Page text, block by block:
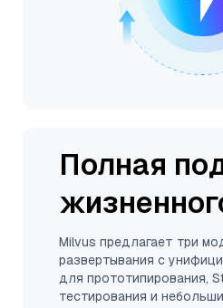
Полная
Milvus предлагает три
развертывания с
для прототипирования,
тестирования и